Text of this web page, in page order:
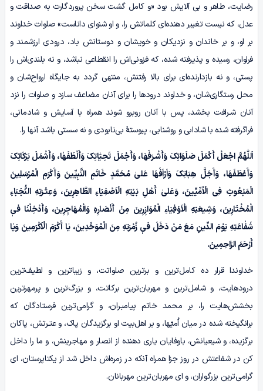
رضایت، طاهر و بی آلایش بود «و کامل گشت سخن پروردگارت به صداقت و
عدل، که نیست تغییر دهنده‌ای کلماتش را، و او شنوای داناست» صلوات خداوند
بر او، و بر خاندان و نزدیکان و خویشان و دوستانش باد، درودی ارزشمند و
فراوان، رسیده و پذیرفته شده، که فزونی‌اش را انقطاعی نباشد، و نه بلندی‌اش را
پستی، و نه بازدارنده‌ای برای بالا رفتنش، منتهی گردد به جایگاه ارواح‌شان و
محل رستگاری‌شان، و خداوند درودها را برای آنان مضاعف سازد و صلوات را نزد
آنان شـرافت بخشد، پس با آنان روبرو شوند همراه با آسایش و شادمانی،
فراگرفته شده با شادابی و روشنایی، پیوستۀ بی‌نابودی و نه سستی باشد آنها را.
اَللّٰهُمَّ اجْعَلْ أَکْمَلَ صَلَوَاتِکَ وَأَشْـرَفَهَا، وَأَجْمَلَ تَحِیّٰاتِکَ وَأَلْطَفَهٰا، وَأَشْمَلَ بَرَکَاتِکَ
وَأَعْطَفَهَا، وَأَجَلَّ هِبَاتِکَ وَاَرْاَفَهَا عَلیٰ مُحَمَّدٍ خَاتَمِ النَّبِیِّینَ وَأَکْرَمِ الْمُرْسَلِینَ
الْمَبْعُوثِ فِی الْاُمِّیِّینَ، وَعَلیٰ أَهْلِ بَیْتِهِ الْاَصْفِیَاءِ الطّٰاهِرِینَ، وَعِتْـرَتِهِ النُّجَبَاءِ
الْمُخْتَارِینَ، وَشِیعَتِهِ الْاَوْفِیَاءِ الْمُوَازِرِینَ مِنْ أَنْصَارِہِ وَالْمُهَاجِرِینَ، وَأَدْخِلْنَا فیٖ
شَفٰاعَتِهِ یَوْمَ الدِّینِ مَعَ مَنْ دَخَلَ فیٖ زُمْرَتِهِ مِنَ الْمُوَحِّدِینَ، یٰا أَکْرَمَ الْاَکْرَمِینَ وَیٰا
أَرْحَمَ الرّٰاحِمِینَ.
خداوندا قرار ده کامل‌ترین و برترین صلواتت، و زیباترین و لطیف‌ترین
درودهایت، و شامل‌ترین و مهربان‌ترین برکاتت، و بزرگ‌ترین و پرمهرترین
بخشش‌هایت را، بر محمد خاتم پیامبـران، و گرامی‌ترین فرستادگان که
برانگیخته شده در میان اُمیّها، و بر اهل‌بیت او برگزیدگان پاک، و عتـرتش، پاکان
برگزیده، و شیعیانش، باوفایان یاری دهنده از انصار و مهاجرینش، و ما را داخل
کن در شفاعتش در روز جزا همراه آنکه در زمره‌اش داخل شد از یکتاپرستان، ای
گرامی‌ترین بزرگواران، و ای مهربان‌ترین مهربانان.